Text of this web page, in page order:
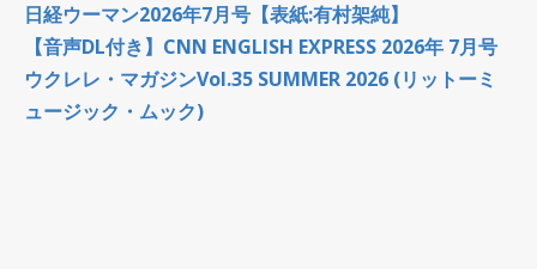
日経ウーマン2026年7月号【表紙:有村架純】
【音声DL付き】CNN ENGLISH EXPRESS 2026年 7月号
ウクレレ・マガジンVol.35 SUMMER 2026 (リットーミ
ュージック・ムック)